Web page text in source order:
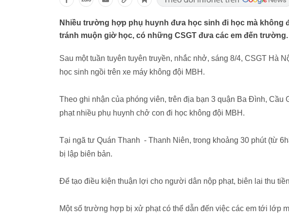
Nhiều trường hợp phụ huynh đưa học sinh đi học mà không
tránh muộn giờ học, có những CSGT đưa các em đến trường.
Sau một tuần tuyên tuyên truyền, nhắc nhở, sáng 8/4, CSGT Hà
học sinh ngồi trên xe máy không đội MBH.
Theo ghi nhận của phóng viên, trên địa bạn 3 quận Ba Đình,
phạt nhiều phụ huynh chở con đi học không đội MBH.
Tại ngã tư Quán Thanh - Thanh Niên, trong khoảng 30 phút (từ
bị lập biên bản.
Để tạo điều kiện thuận lợi cho người dân nộp phạt, biên lai thu
Một số trường hợp bị xử phạt có thể dẫn đến việc các em tới lớp